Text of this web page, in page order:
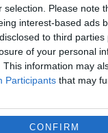
selection. Please note
interest-based ads
to third
of your personal
This information may
Participants that may
CONFIRM
trupele de
Ciprului
care Tayyip
la Varosha.